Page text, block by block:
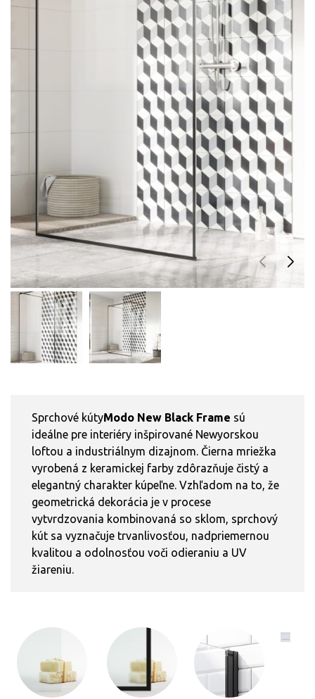
Sprchové kútyModo New Black Frame sú
ideálne pre interiéry inšpirované Newyorskou
loftou a industriálnym dizajnom. Čierna mriežka
vyrobená z keramickej farby zdôrazňuje čistý a
elegantný charakter kúpeľne. Vzhľadom na to, že
geometrická dekorácia je v procese
vytvrdzovania kombinovaná so sklom, sprchový
kút sa vyznačuje trvanlivosťou, nadpriemernou
kvalitou a odolnosťou voči odieraniu a UV
žiareniu.